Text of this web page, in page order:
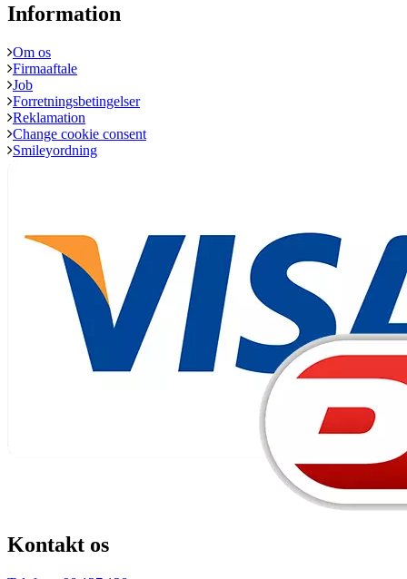
Information
Om os
Firmaaftale
Job
Forretningsbetingelser
Reklamation
Change cookie consent
Smileyordning
Kontakt os